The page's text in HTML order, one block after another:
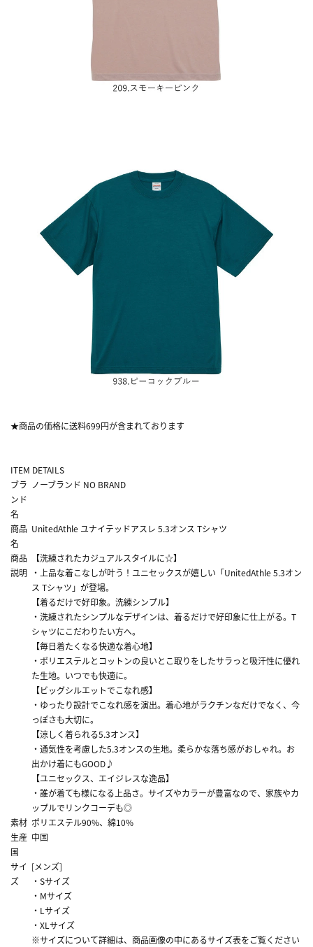
★商品の価格に送料699円が含まれております
ITEM DETAILS
ブラ
ンド
名
ノーブランド NO BRAND
商品
名
UnitedAthle ユナイテッドアスレ 5.3オンス Tシャツ
商品
説明
【洗練されたカジュアルスタイルに☆】
・上品な着こなしが叶う！ユニセックスが嬉しい「UnitedAthle 5.3オン
ス Tシャツ」が登場。
【着るだけで好印象。洗練シンプル】
・洗練されたシンプルなデザインは、着るだけで好印象に仕上がる。T
シャツにこだわりたい方へ。
【毎日着たくなる快適な着心地】
・ポリエステルとコットンの良いとこ取りをしたサラっと吸汗性に優れ
た生地。いつでも快適に。
【ビッグシルエットでこなれ感】
・ゆったり設計でこなれ感を演出。着心地がラクチンなだけでなく、今
っぽさも大切に。
【涼しく着られる5.3オンス】
・通気性を考慮した5.3オンスの生地。柔らかな落ち感がおしゃれ。お
出かけ着にもGOOD♪
【ユニセックス、エイジレスな逸品】
・誰が着ても様になる上品さ。サイズやカラーが豊富なので、家族やカ
ップルでリンクコーデも◎
素材 ポリエステル90%、綿10%
生産
国
中国
サイ
ズ
[メンズ]
・Sサイズ
・Mサイズ
・Lサイズ
・XLサイズ
※サイズについて詳細は、商品画像の中にあるサイズ表をご覧ください